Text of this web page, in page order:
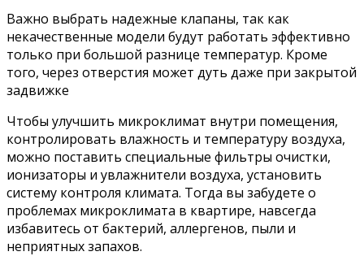
Важно выбрать надежные клапаны, так как
некачественные модели будут работать эффективно
только при большой разнице температур. Кроме
того, через отверстия может дуть даже при закрытой
задвижке
Чтобы улучшить микроклимат внутри помещения,
контролировать влажность и температуру воздуха,
можно поставить специальные фильтры очистки,
ионизаторы и увлажнители воздуха, установить
систему контроля климата. Тогда вы забудете о
проблемах микроклимата в квартире, навсегда
избавитесь от бактерий, аллергенов, пыли и
неприятных запахов.